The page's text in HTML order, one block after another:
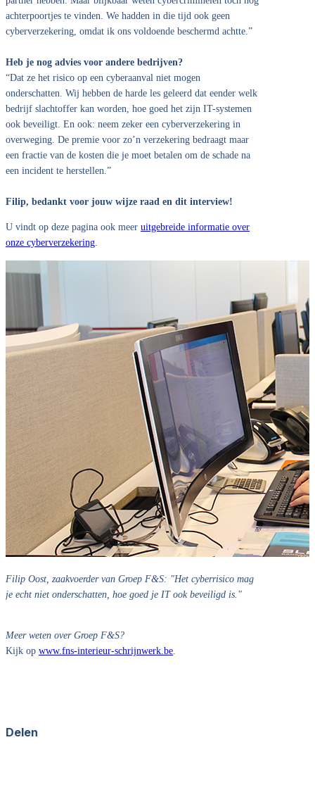
achterpoortjes te vinden. We hadden in die tijd ook geen
cyberverzekering, omdat ik ons voldoende beschermd achtte.”
Heb je nog advies voor andere bedrijven?
“Dat ze het risico op een cyberaanval niet mogen
onderschatten. Wij hebben de harde les geleerd dat eender welk
bedrijf slachtoffer kan worden, hoe goed het zijn IT-systemen
ook beveiligt. En ook: neem zeker een cyberverzekering in
overweging. De premie voor zo’n verzekering bedraagt maar
een fractie van de kosten die je moet betalen om de schade na
een incident te herstellen.”
Filip, bedankt voor jouw wijze raad en dit interview!
U vindt op deze pagina ook meer uitgebreide informatie over
onze cyberverzekering.
Filip Oost, zaakvoerder van Groep F&S: "Het cyberrisico mag
je echt niet onderschatten, hoe goed je IT ook beveiligd is."
Meer weten over Groep F&S?
Kijk op www.fns-interieur-schrijnwerk.be.
Delen